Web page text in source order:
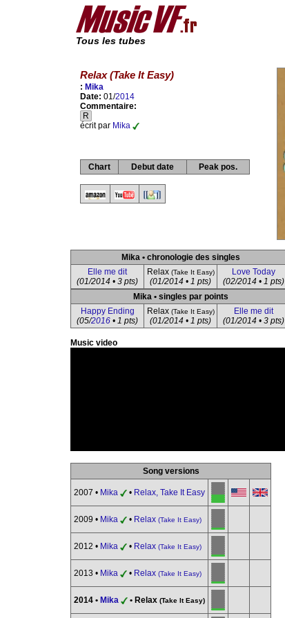
Tous les tubes
Relax (Take It Easy)
: Mika
Date: 01/2014
Commentaire:
R
écrit par Mika
Chart Debut date Peak pos.
Mika • chronologie des singles
Elle me dit
(01/2014 • 3 pts)
Relax (Take It Easy)
(01/2014 • 1 pts)
Love Today
(02/2014 • 1 pts)
Mika • singles par points
Happy Ending
(05/2016 • 1 pts)
Relax (Take It Easy)
(01/2014 • 1 pts)
Elle me dit
(01/2014 • 3 pts)
Music video
Song versions
2007 • Mika • Relax, Take It Easy
2009 • Mika • Relax (Take It Easy)
2012 • Mika • Relax (Take It Easy)
2013 • Mika • Relax (Take It Easy)
2014 • Mika • Relax (Take It Easy)